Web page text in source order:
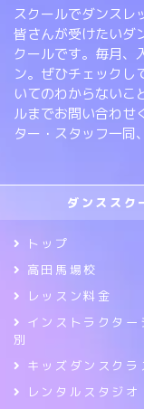
スクールでダンスレ
皆さんが受けたいダ
クールです。毎月、
ン。ぜひチェックし
いてのわからないこ
ルまでお問い合わせ
ター・スタッフ一同
ダンスス
トップ
高田馬場校
レッスン料金
インストラクター
別
キッズダンスクラ
レンタルスタジオ